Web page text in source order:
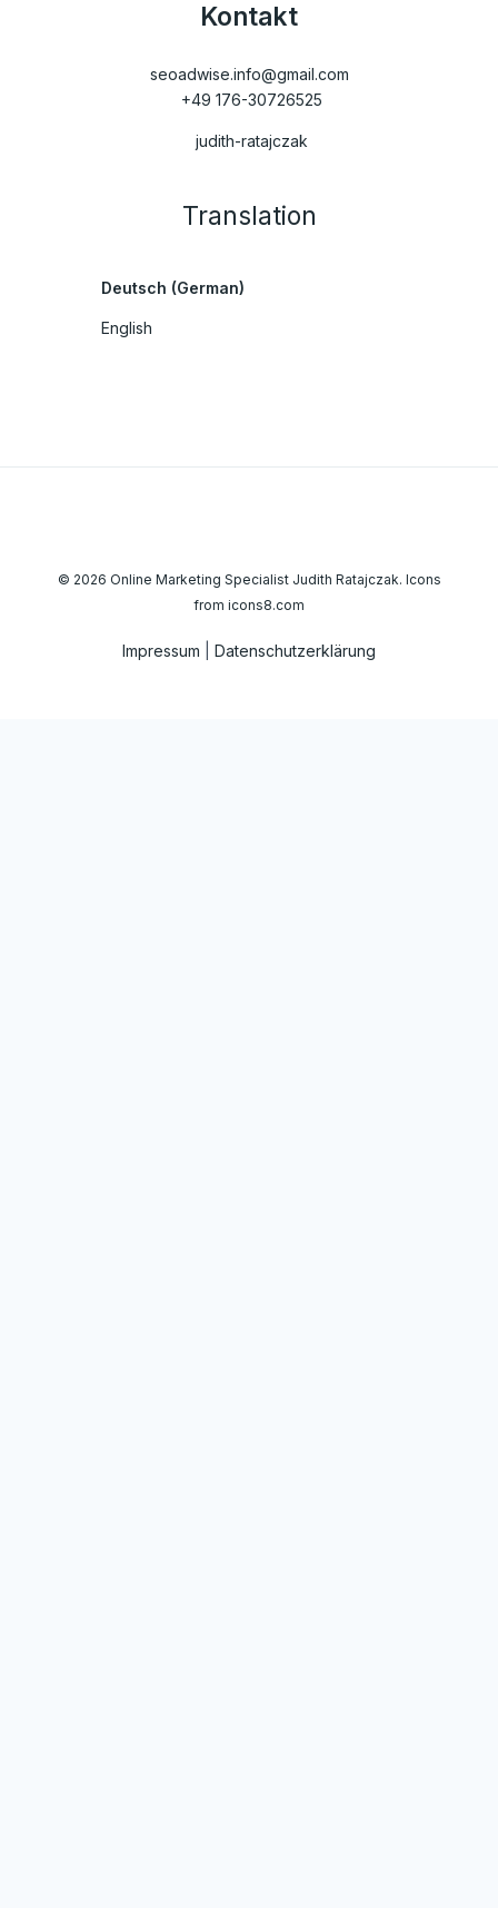
Kontakt
seoadwise.info@gmail.com​
+49 176-30726525
judith-ratajczak
Translation
Deutsch (German)
English
© 2026 Online Marketing Specialist Judith Ratajczak. Icons
from icons8.com
Impressum Datenschutzerklärung